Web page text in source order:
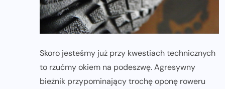
Skoro jesteśmy już przy kwestiach technicznych
to rzućmy okiem na podeszwę. Agresywny
bieżnik przypominający trochę oponę roweru